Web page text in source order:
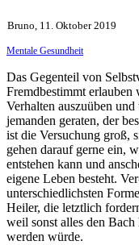
Bruno, 11. Oktober 2019
Mentale Gesundheit
Das Gegenteil von
Fremdbestimmt
Verhalten auszuüben
jemanden geraten, der
ist die Versuchung groß,
gehen darauf gerne ein,
entstehen kann und
eigene Leben besteht.
unterschiedlichsten
Heiler, die letztlich
weil sonst alles den
werden würde.